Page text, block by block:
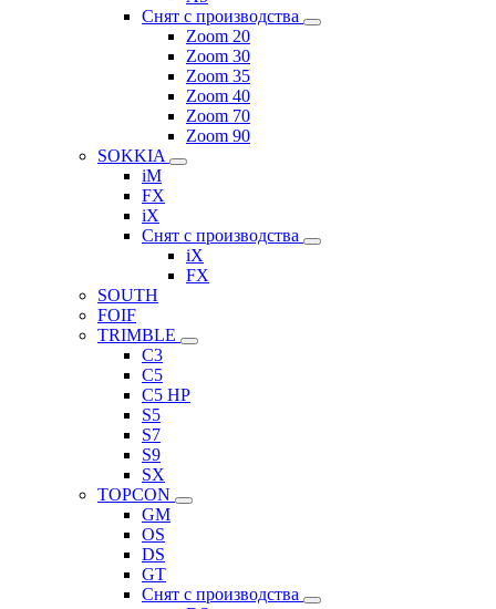
Снят с производства
Zoom 20
Zoom 30
Zoom 35
Zoom 40
Zoom 70
Zoom 90
SOKKIA
iM
FX
iX
Снят с производства
iX
FX
SOUTH
FOIF
TRIMBLE
C3
C5
C5 HP
S5
S7
S9
SX
TOPCON
GM
OS
DS
GT
Снят с производства